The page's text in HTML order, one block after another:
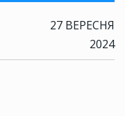
27 ВЕРЕСНЯ
2024